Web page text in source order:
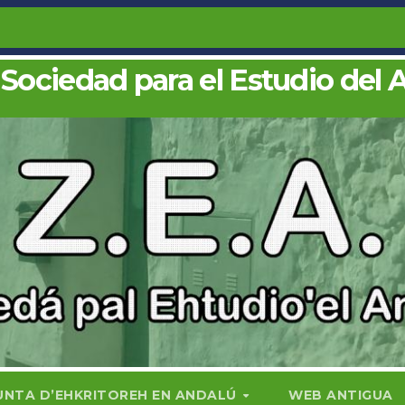
para el Estudio del
D’EHKRITOREH EN ANDALÚ WEB ANTIGUA